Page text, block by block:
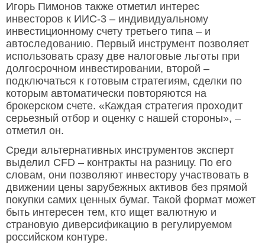
Игорь Пимонов также отметил интерес
инвесторов к ИИС-3 – индивидуальному
инвестиционному счету третьего типа – и
автоследованию. Первый инструмент позволяет
использовать сразу две налоговые льготы при
долгосрочном инвестировании, второй –
подключаться к готовым стратегиям, сделки по
которым автоматически повторяются на
брокерском счете. «Каждая стратегия проходит
серьезный отбор и оценку с нашей стороны», –
отметил он.
Среди альтернативных инструментов эксперт
выделил CFD – контракты на разницу. По его
словам, они позволяют инвестору участвовать в
движении цены зарубежных активов без прямой
покупки самих ценных бумаг. Такой формат может
быть интересен тем, кто ищет валютную и
страновую диверсификацию в регулируемом
российском контуре.